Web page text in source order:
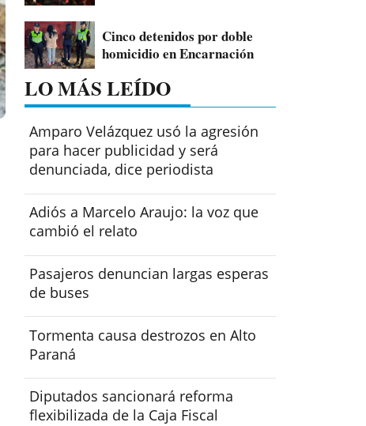
Cinco detenidos por doble
homicidio en Encarnación
LO MÁS LEÍDO
Amparo Velázquez usó la agresión
para hacer publicidad y será
denunciada, dice periodista
Adiós a Marcelo Araujo: la voz que
cambió el relato
Pasajeros denuncian largas esperas
de buses
Tormenta causa destrozos en Alto
Paraná
Diputados sancionará reforma
flexibilizada de la Caja Fiscal